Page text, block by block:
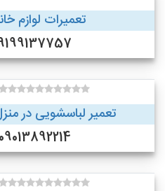
تعمیرات لوازم
09199137757 (خمین )
تعمیر لباسشویی در
09013892214 (دلیجان )